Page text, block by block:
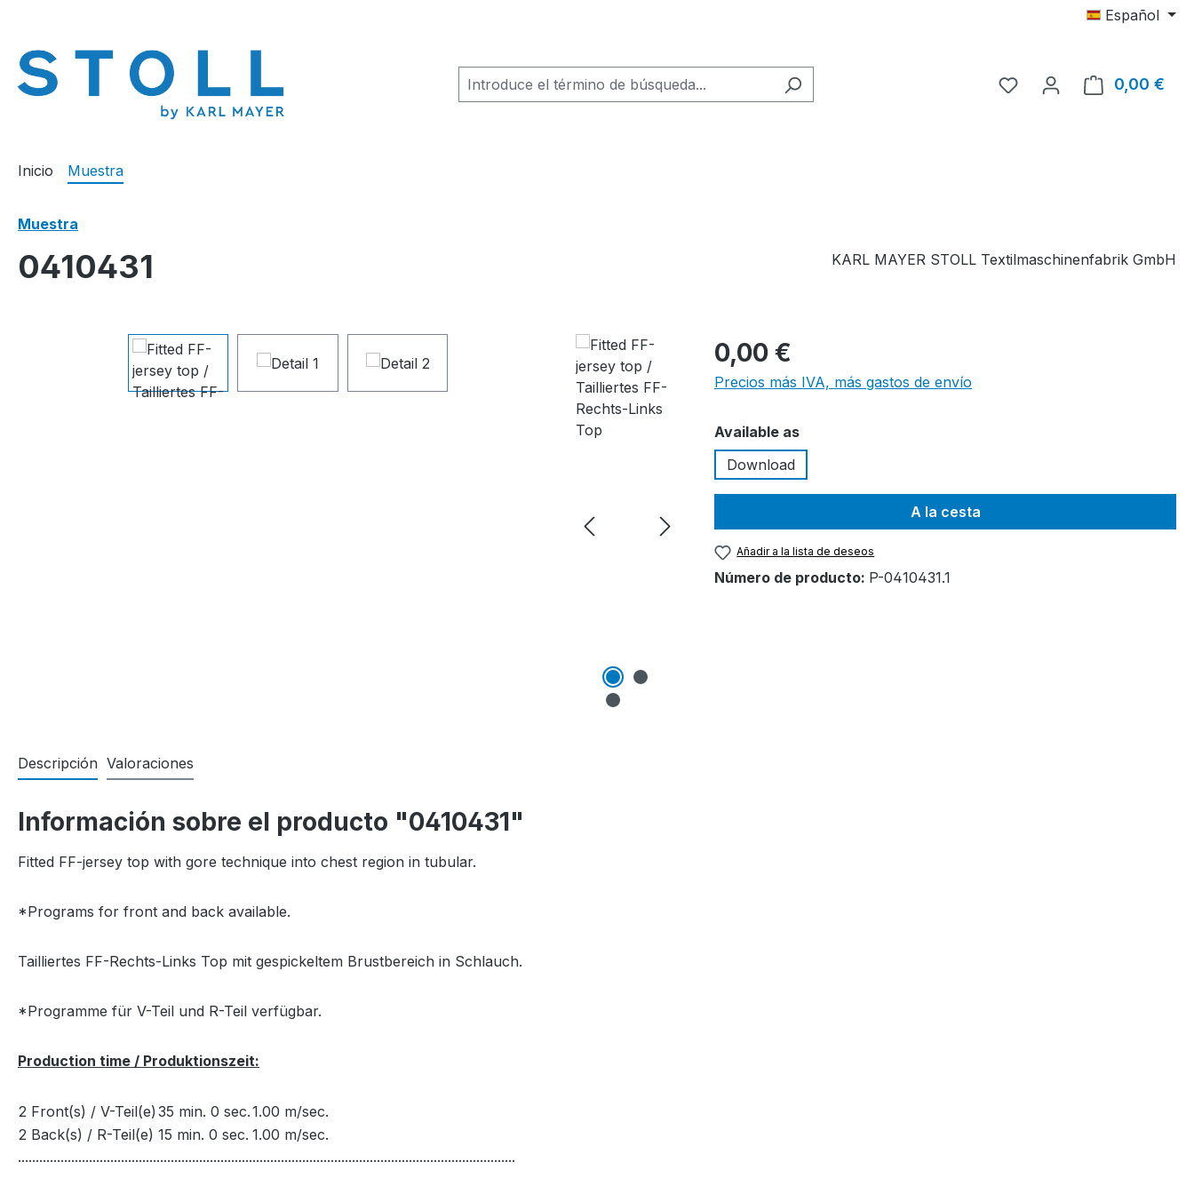
Español
Tienes 0 artículos en tu
0,00 €
Inicio Muestra
Muestra
0410431 KARL MAYER STOLL Textilmaschinenfabrik GmbH
Omitir galería de imágenes 0,00 €
Precios más IVA, más gastos de envío
Seleccione
Available as
Download
A la cesta
Añadir a la lista de deseos
Número de producto: P-0410431.1
Descripción Valoraciones
Información sobre el producto "0410431"
Fitted FF-jersey top with gore technique into chest region in tubular.
*Programs for front and back available.
Tailliertes FF-Rechts-Links Top mit gespickeltem Brustbereich in Schlauch.
*Programme für V-Teil und R-Teil verfügbar.
Production time / Produktionszeit:
2 Front(s) / V-Teil(e) 35 min. 0 sec.1.00 m/sec.
2 Back(s) / R-Teil(e) 15 min. 0 sec. 1.00 m/sec.
............................................................................................................................................